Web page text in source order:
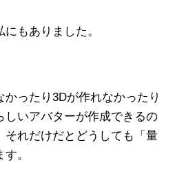
もありました。
ったり3Dが作れなかったり
しいアバターが作成できるの
それだけだとどうしても「量
。